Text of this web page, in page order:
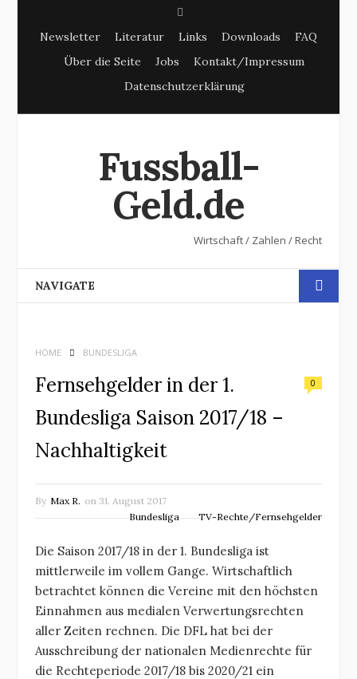
e
r
c
Newsletter Literatur Links Downloads
FAQ
Über die Seite
Jobs
Kontakt/Impressum
Datenschutzerklärung
Fussball-
Geld.de
Wirtschaft / Zahlen / Recht
NAVIGATE
HOME BUNDESLIGA
Fernsehgelder in der 1.
Bundesliga Saison 2017/18 –
Nachhaltigkeit
0
By Max R. on 31. August 2017
Bundesliga
TV-Rechte/Fernsehgelder
Die Saison 2017/18 in der 1. Bundesliga ist
mittlerweile im vollem Gange. Wirtschaftlich
betrachtet können die Vereine mit den höchsten
Einnahmen aus medialen Verwertungsrechten
aller Zeiten rechnen. Die DFL hat bei der
Ausschreibung der nationalen Medienrechte für
die Rechteperiode 2017/18 bis 2020/21 ein